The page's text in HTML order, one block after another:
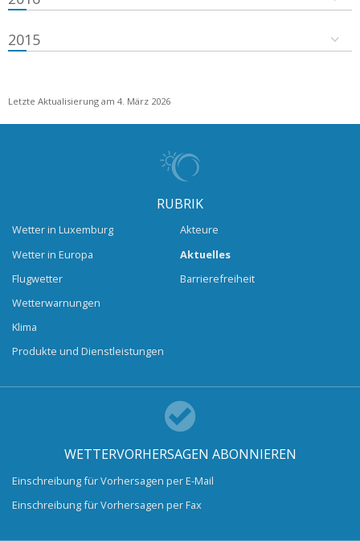
2015
Letzte Aktualisierung am 4. März 2026
RUBRIK
Wetter in Luxemburg
Wetter in Europa
Flugwetter
Wetterwarnungen
Klima
Produkte und Dienstleistungen
Akteure
Aktuelles
Barrierefreiheit
WETTERVORHERSAGEN ABONNIEREN
Einschreibung für Vorhersagen per E-Mail
Einschreibung für Vorhersagen per Fax